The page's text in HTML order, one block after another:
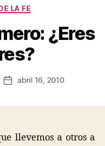
LA FE
¿Eres
Fechaabril 16, 2010
llevemos a otros a